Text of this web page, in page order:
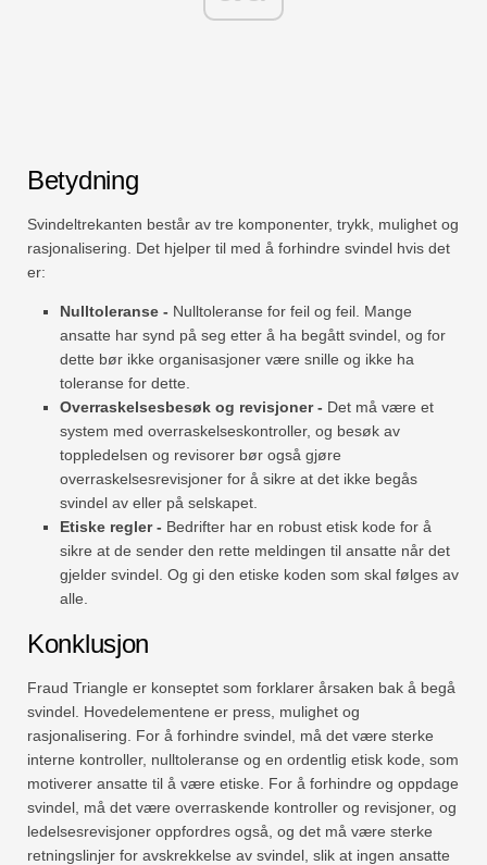
Betydning
Svindeltrekanten består av tre komponenter, trykk, mulighet og
rasjonalisering. Det hjelper til med å forhindre svindel hvis det
er:
Nulltoleranse - Nulltoleranse for feil og feil. Mange
ansatte har synd på seg etter å ha begått svindel, og for
dette bør ikke organisasjoner være snille og ikke ha
toleranse for dette.
Overraskelsesbesøk og revisjoner - Det må være et
system med overraskelseskontroller, og besøk av
toppledelsen og revisorer bør også gjøre
overraskelsesrevisjoner for å sikre at det ikke begås
svindel av eller på selskapet.
Etiske regler - Bedrifter har en robust etisk kode for å
sikre at de sender den rette meldingen til ansatte når det
gjelder svindel. Og gi den etiske koden som skal følges av
alle.
Konklusjon
Fraud Triangle er konseptet som forklarer årsaken bak å begå
svindel. Hovedelementene er press, mulighet og
rasjonalisering. For å forhindre svindel, må det være sterke
interne kontroller, nulltoleranse og en ordentlig etisk kode, som
motiverer ansatte til å være etiske. For å forhindre og oppdage
svindel, må det være overraskende kontroller og revisjoner, og
ledelsesrevisjoner oppfordres også, og det må være sterke
retningslinjer for avskrekkelse av svindel, slik at ingen ansatte